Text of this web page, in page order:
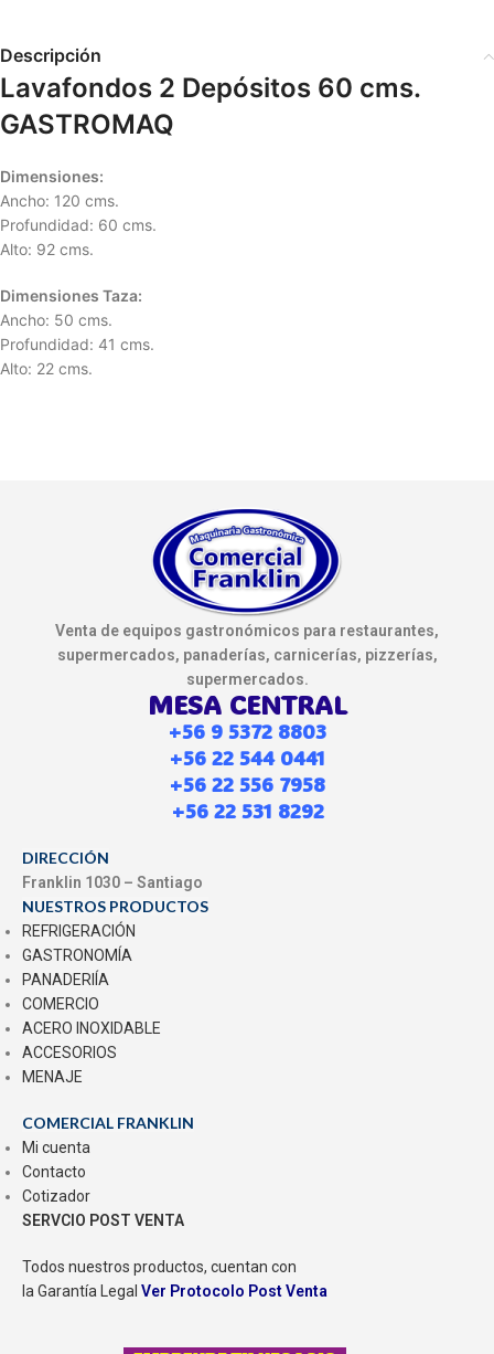
Descripción
Lavafondos 2 Depósitos 60 cms.
GASTROMAQ
Dimensiones:
Ancho: 120 cms.
Profundidad: 60 cms.
Alto: 92 cms.
Dimensiones Taza:
Ancho: 50 cms.
Profundidad: 41 cms.
Alto: 22 cms.
Venta de equipos gastronómicos para restaurantes,
supermercados, panaderías, carnicerías, pizzerías,
supermercados.
MESA CENTRAL
+56 9 5372 8803
+56 22 544 0441
+56 22 556 7958
+56 22 531 8292
DIRECCIÓN
Franklin 1030 – Santiago
NUESTROS PRODUCTOS
REFRIGERACIÓN
GASTRONOMÍA
PANADERIÍA
COMERCIO
ACERO INOXIDABLE
ACCESORIOS
MENAJE
COMERCIAL FRANKLIN
Mi cuenta
Contacto
Cotizador
SERVCIO POST VENTA
Todos nuestros productos, cuentan con
la Garantía Legal Ver Protocolo Post Venta